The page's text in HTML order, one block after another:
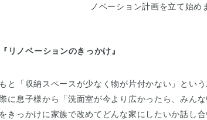
ノベーション計画を立て始め
『リノベーションのきっかけ』
と「収納スペースが少なく物が片付かない」とい
に息子様から「洗面室が今より広かったら、みん
きっかけに家族で改めてどんな家にしたいか話し